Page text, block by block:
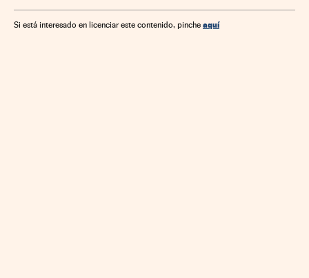
Si está interesado en licenciar este contenido, pinche aquí